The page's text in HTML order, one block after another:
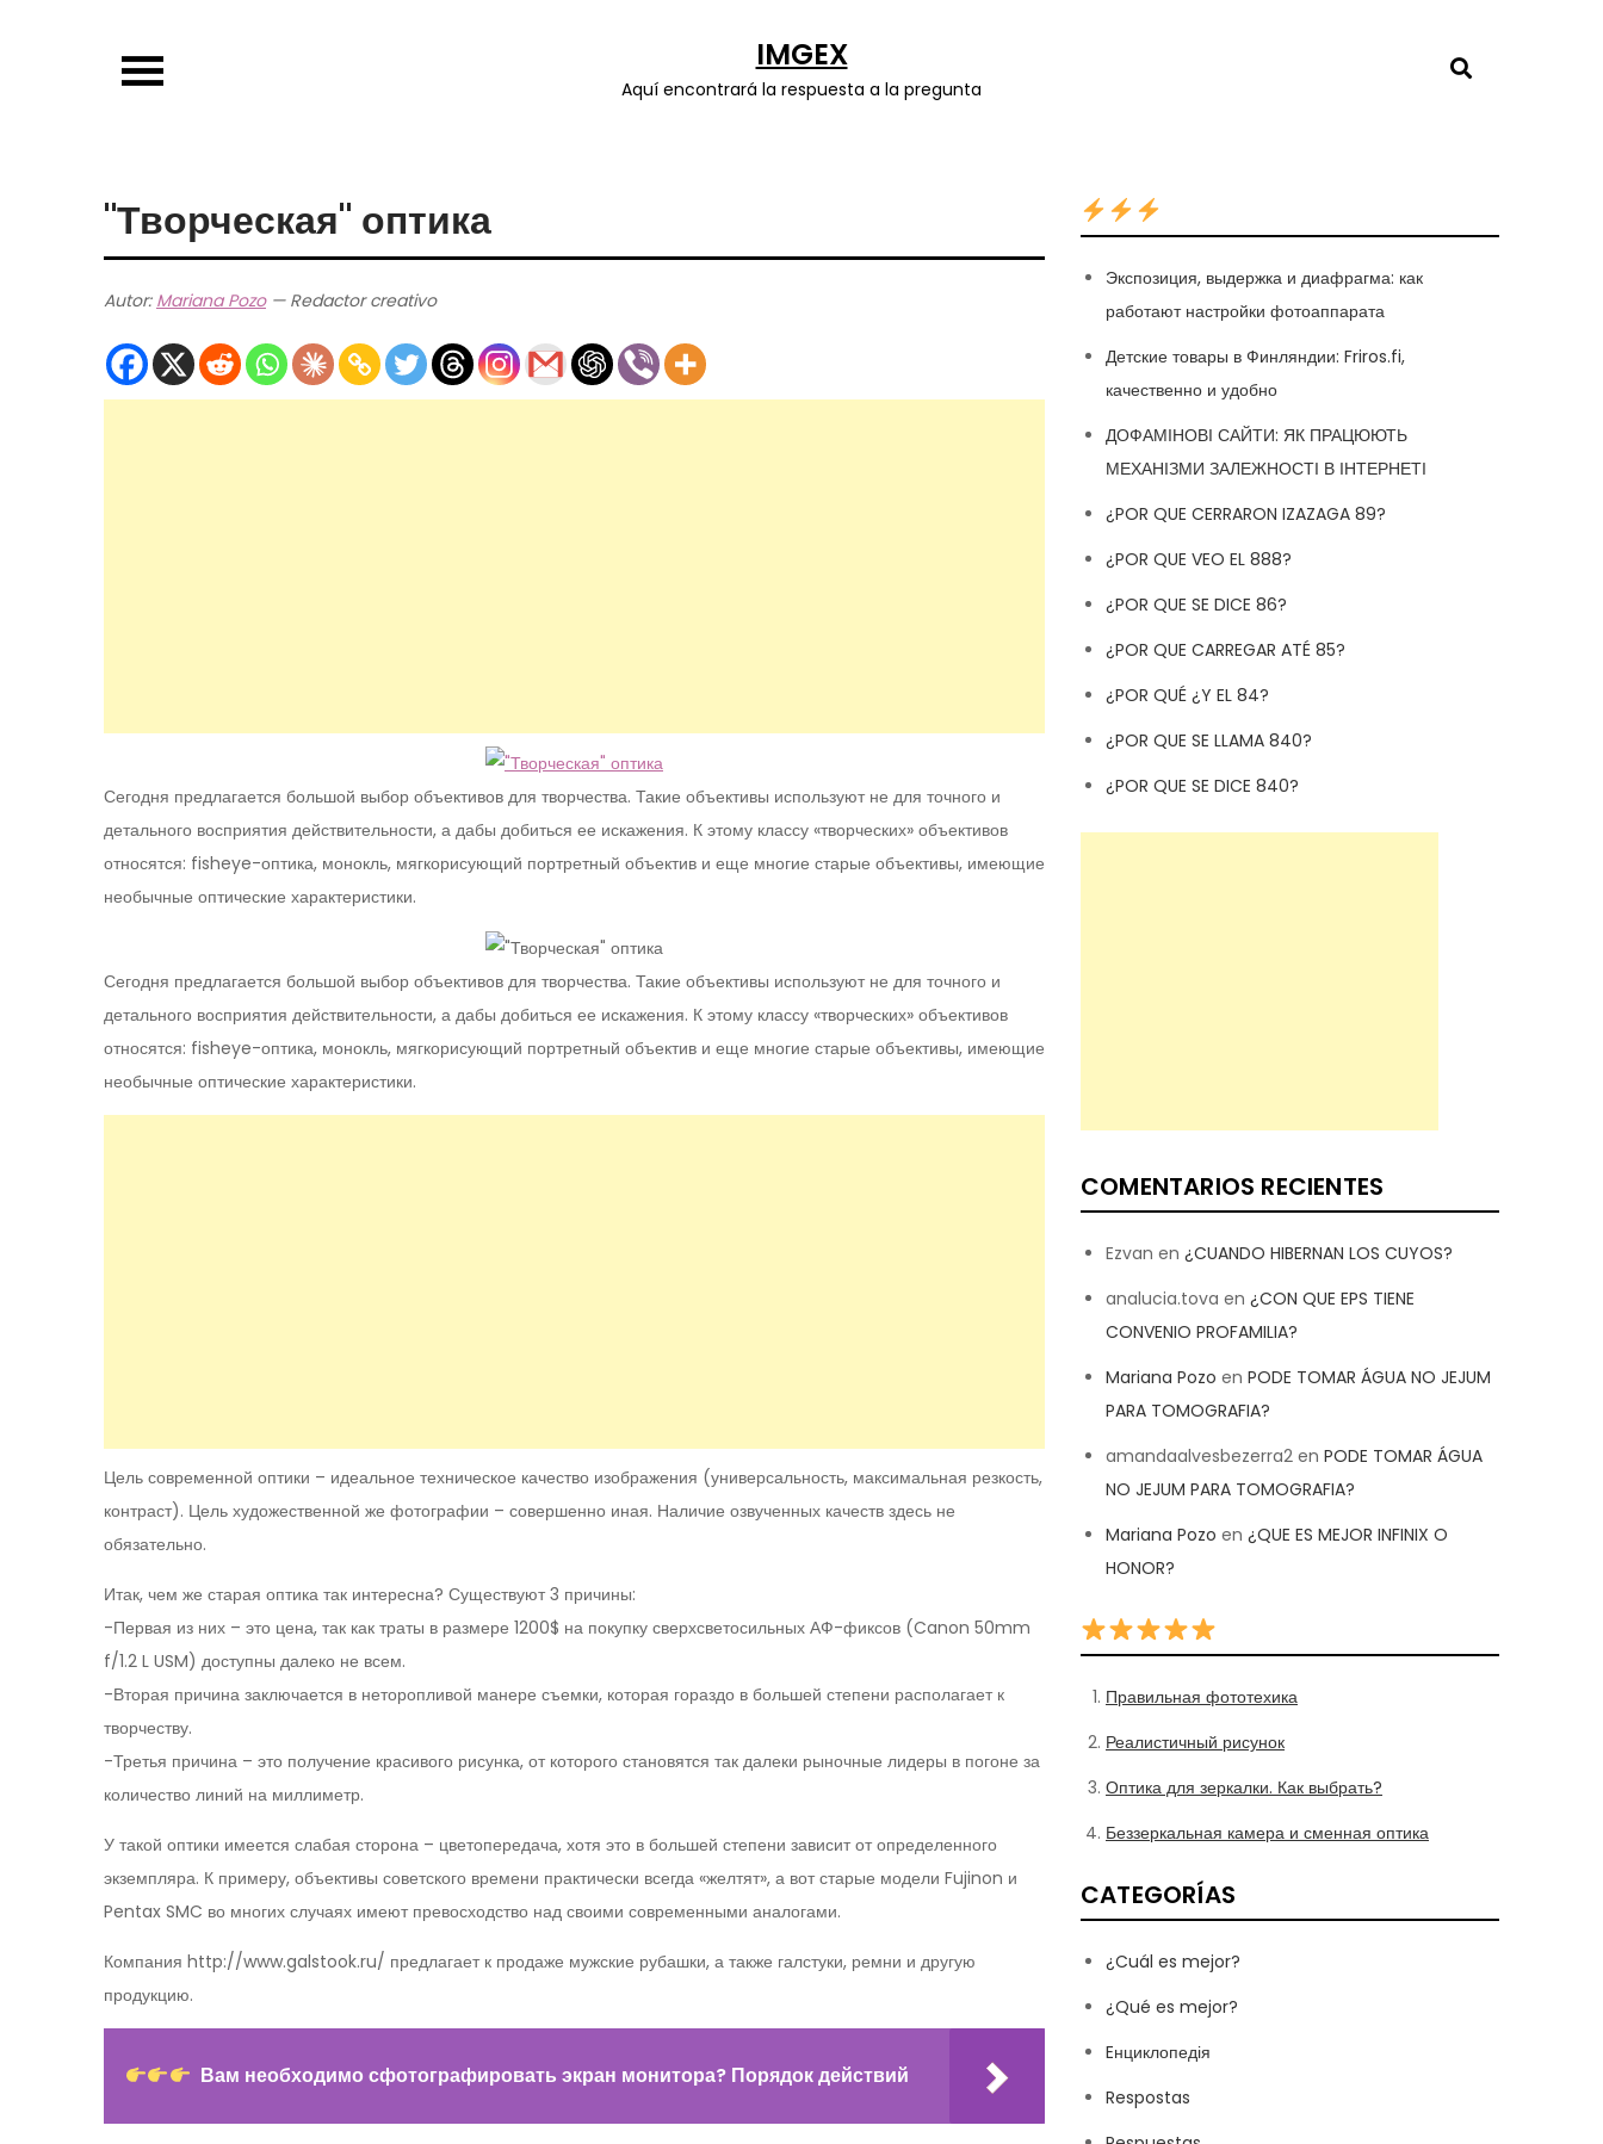
IMGEX
Aquí encontrará la respuesta a la pregunta
"Творческая" оптика
Autor: Mariana Pozo— Redactor creativo
Сегодня предлагается большой выбор объективов для творчества. Такие объективы используют не для точного и
детального восприятия действительности, а дабы добиться ее искажения. К этому классу «творческих» объективов
относятся: fisheye-оптика, монокль, мягкорисующий портретный объектив и еще многие старые объективы, имеющие
необычные оптические характеристики.
Сегодня предлагается большой выбор объективов для творчества. Такие объективы используют не для точного и
детального восприятия действительности, а дабы добиться ее искажения. К этому классу «творческих» объективов
относятся: fisheye-оптика, монокль, мягкорисующий портретный объектив и еще многие старые объективы, имеющие
необычные оптические характеристики.
Цель современной оптики – идеальное техническое качество изображения (универсальность, максимальная резкость,
контраст). Цель художественной же фотографии – совершенно иная. Наличие озвученных качеств здесь не
обязательно.
Итак, чем же старая оптика так интересна? Существуют 3 причины:
-Первая из них – это цена, так как траты в размере 1200$ на покупку сверхсветосильных АФ-фиксов (Canon 50mm
f/1.2 L USM) доступны далеко не всем.
-Вторая причина заключается в неторопливой манере съемки, которая гораздо в большей степени располагает к
творчеству.
-Третья причина – это получение красивого рисунка, от которого становятся так далеки рыночные лидеры в погоне за
количество линий на миллиметр.
У такой оптики имеется слабая сторона – цветопередача, хотя это в большей степени зависит от определенного
экземпляра. К примеру, объективы советского времени практически всегда «желтят», а вот старые модели Fujinon и
Pentax SMC во многих случаях имеют превосходство над своими современными аналогами.
Компания http://www.galstook.ru/ предлагает к продаже мужские рубашки, а также галстуки, ремни и другую
продукцию.
Вам необходимо сфотографировать экран монитора? Порядок действий
Экспозиция, выдержка и диафрагма: как
работают настройки фотоаппарата
Детские товары в Финляндии: Friros.fi,
качественно и удобно
ДОФАМІНОВІ САЙТИ: ЯК ПРАЦЮЮТЬ
МЕХАНІЗМИ ЗАЛЕЖНОСТІ В ІНТЕРНЕТІ
¿POR QUE CERRARON IZAZAGA 89?
¿POR QUE VEO EL 888?
¿POR QUE SE DICE 86?
¿POR QUE CARREGAR ATÉ 85?
¿POR QUÉ ¿Y EL 84?
¿POR QUE SE LLAMA 840?
¿POR QUE SE DICE 840?
COMENTARIOS RECIENTES
Ezvan en ¿CUANDO HIBERNAN LOS CUYOS?
analucia.tova en ¿CON QUE EPS TIENE
CONVENIO PROFAMILIA?
Mariana Pozo en PODE TOMAR ÁGUA NO JEJUM
PARA TOMOGRAFIA?
amandaalvesbezerra2 en PODE TOMAR ÁGUA
NO JEJUM PARA TOMOGRAFIA?
Mariana Pozo en ¿QUE ES MEJOR INFINIX O
HONOR?
Правильная фототехика
Реалистичный рисунок
Оптика для зеркалки. Как выбрать?
Беззеркальная камера и сменная оптика
CATEGORÍAS
¿Cuál es mejor?
¿Qué es mejor?
Eнциклопедія
Respostas